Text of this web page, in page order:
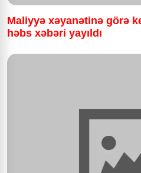
Maliyyə xəyanətinə görə
həbs xəbəri yayıldı